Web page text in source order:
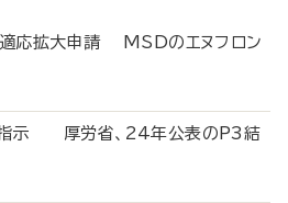
応拡大申請 MSDのエヌフロン
指示 厚労省、24年公表のP3結